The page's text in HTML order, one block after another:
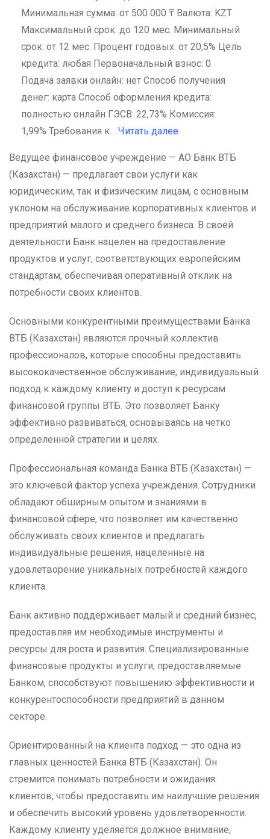
Минимальная сумма: от 500 000 ₸ Валюта: KZT
Максимальный срок: до 120 мес. Минимальный
срок: от 12 мес. Процент годовых: от 20,5% Цель
кредита: любая Первоначальный взнос: 0
Подача заявки онлайн: нет Способ получения
денег: карта Способ оформления кредита:
полностью онлайн ГЭСВ: 22,73% Комиссия:
1,99% Требования к… Читать далее
Ведущее финансовое учреждение — АО Банк ВТБ
(Казахстан) — предлагает свои услуги как
юридическим, так и физическим лицам, с основным
уклоном на обслуживание корпоративных клиентов и
предприятий малого и среднего бизнеса. В своей
деятельности Банк нацелен на предоставление
продуктов и услуг, соответствующих европейским
стандартам, обеспечивая оперативный отклик на
потребности своих клиентов.
Основными конкурентными преимуществами Банка
ВТБ (Казахстан) являются прочный коллектив
профессионалов, которые способны предоставить
высококачественное обслуживание, индивидуальный
подход к каждому клиенту и доступ к ресурсам
финансовой группы ВТБ. Это позволяет Банку
эффективно развиваться, основываясь на четко
определенной стратегии и целях.
Профессиональная команда Банка ВТБ (Казахстан) —
это ключевой фактор успеха учреждения. Сотрудники
обладают обширным опытом и знаниями в
финансовой сфере, что позволяет им качественно
обслуживать своих клиентов и предлагать
индивидуальные решения, нацеленные на
удовлетворение уникальных потребностей каждого
клиента.
Банк активно поддерживает малый и средний бизнес,
предоставляя им необходимые инструменты и
ресурсы для роста и развития. Специализированные
финансовые продукты и услуги, предоставляемые
Банком, способствуют повышению эффективности и
конкурентоспособности предприятий в данном
секторе.
Ориентированный на клиента подход — это одна из
главных ценностей Банка ВТБ (Казахстан). Он
стремится понимать потребности и ожидания
клиентов, чтобы предоставить им наилучшие решения
и обеспечить высокий уровень удовлетворенности.
Каждому клиенту уделяется должное внимание,